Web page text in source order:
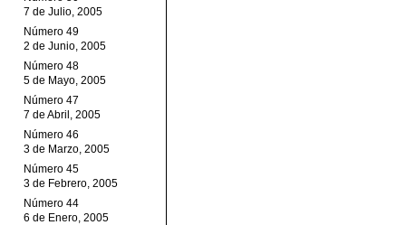
7 de Julio, 2005
Número 49
2 de Junio, 2005
Número 48
5 de Mayo, 2005
Número 47
7 de Abril, 2005
Número 46
3 de Marzo, 2005
Número 45
3 de Febrero, 2005
Número 44
6 de Enero, 2005